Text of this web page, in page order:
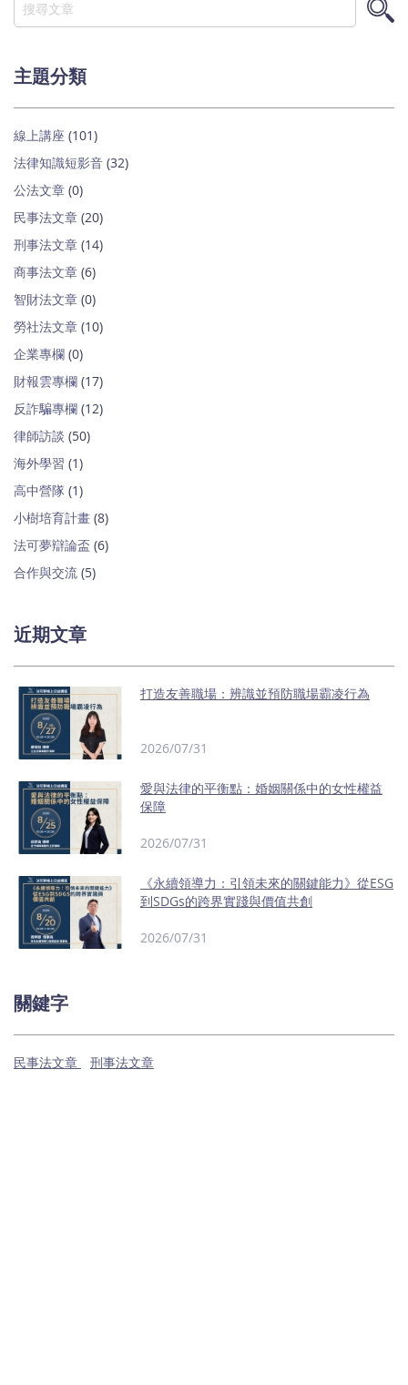
尋
主題分類
線上講座 (101)
法律知識短影音 (32)
公法文章 (0)
民事法文章 (20)
刑事法文章 (14)
商事法文章 (6)
智財法文章 (0)
勞社法文章 (10)
企業專欄 (0)
財報雲專欄 (17)
反詐騙專欄 (12)
律師訪談 (50)
海外學習 (1)
高中營隊 (1)
小樹培育計畫 (8)
法可夢辯論盃 (6)
合作與交流 (5)
近期文章
打造友善職場：辨識並預防職場霸凌行為
2026/07/31
愛與法律的平衡點：婚姻關係中的女性權益
保障
2026/07/31
《永續領導力：引領未來的關鍵能力》從ESG
到SDGs的跨界實踐與價值共創
2026/07/31
關鍵字
民事法文章 刑事法文章